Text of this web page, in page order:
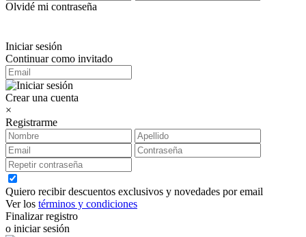
Olvidé mi contraseña
Iniciar sesión
Continuar como invitado
Crear una cuenta
×
Registrarme
Quiero recibir descuentos exclusivos y novedades por email
Ver los términos y condiciones
Finalizar registro
o iniciar sesión